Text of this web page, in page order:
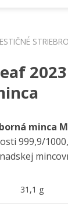
STRIEBRO
minca
999,9/
31,1 g